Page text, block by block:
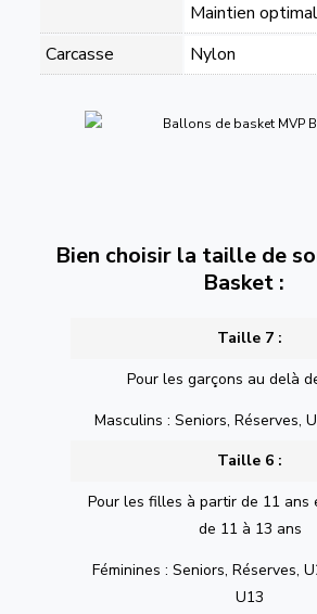
Maintien
Carcasse
Nylon
Bien choisir la taille de
Basket :
Taille 7 :
Pour les garçons au delà
Masculins : Seniors, Réserves,
Taille 6 :
Pour les filles à partir de 11 ans
de 11 à 13 ans
Féminines : Seniors, Réserves,
U13